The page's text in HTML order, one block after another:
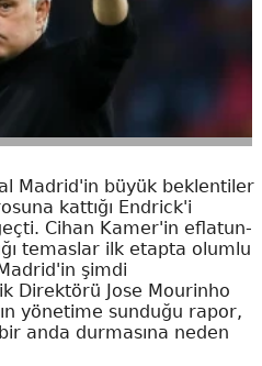
Madrid'in büyük beklentiler
kattığı Endrick'i
Cihan Kamer'in eflatun-
temaslar ilk etapta olumlu
şimdi
Direktörü Jose Mourinho
yönetime sunduğu rapor,
anda durmasına neden